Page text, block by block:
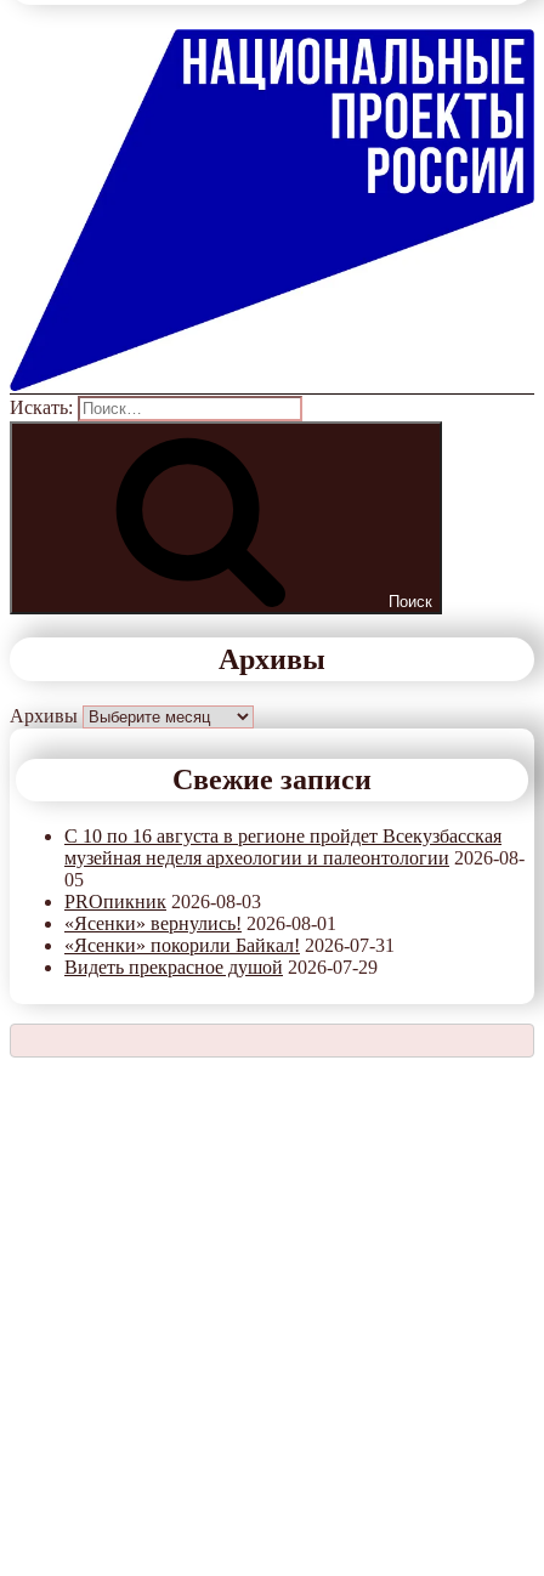
Искать:
Поиск
Архивы
Архивы
Свежие записи
С 10 по 16 августа в регионе пройдет Всекузбасская
музейная неделя археологии и палеонтологии 2026-08-
05
PROпикник 2026-08-03
«Ясенки» вернулись! 2026-08-01
«Ясенки» покорили Байкал! 2026-07-31
Видеть прекрасное душой 2026-07-29